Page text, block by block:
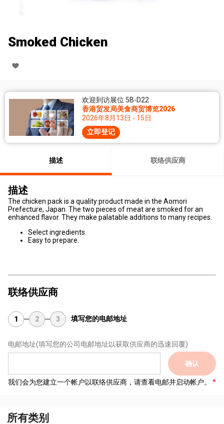
Smoked Chicken
欢迎到访展位 5B-D22
香港贸发局美食商贸博览2026
2026年8月13日 - 15日
立即登记
描述 联络供应商
描述
The chicken pack is a quality product made in the Aomori
Prefecture, Japan. The two pieces of meat are smoked for an
enhanced flavor. They make palatable additions to many recipes.
Select ingredients.
Easy to prepare.
联络供应商
1 2 3 填写您的电邮地址
电邮地址(填写您的公司电邮地址以获取供应商的迅速回覆)
确认
我们会为您建立一个帐户以联络供应商，请查看电邮并启动帐户。
所有类别